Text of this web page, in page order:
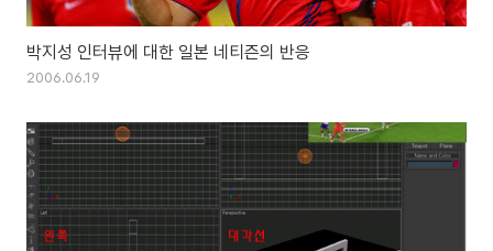
박지성 인터뷰에 대한 일본 네티즌의 반응
2006.06.19